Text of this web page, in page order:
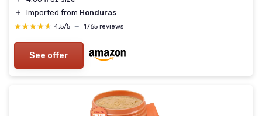
＋
Imported from Honduras
★★★★★
★★★★★ 4,5/5 — 1765 reviews
See offer